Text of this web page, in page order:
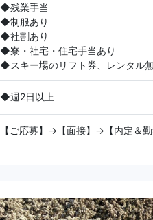
◆残業手当
◆制服あり
◆社割あり
◆寮・社宅・住宅手当あり
◆スキー場のリフト券、レンタル
◆週2日以上
【ご応募】→【面接】→【内定＆勤